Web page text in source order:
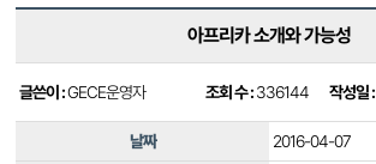
아프리카 소개와 가능성
글쓴이 :GECE운영자 조회 수 :336144 작성일 :
날짜 2016-04-07